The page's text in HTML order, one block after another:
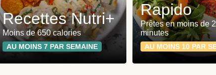
Recettes Nutri+
Moins de 650 calories
AU MOINS 7 PAR SEMAINE
Rapido
Prêtes en moins de
minutes
AU MOINS 10 PAR